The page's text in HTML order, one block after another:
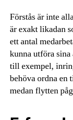
Förstås är inte
är exakt likadan
ett antal
kunna utföra
till exempel,
behöva ordna
medan flytten